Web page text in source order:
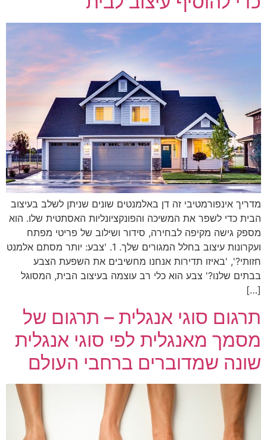
מדריך אינפורמטיבי זה דן באלמנטים שונים שניתן לשלב בעיצוב
הבית כדי לשפר את המשיכה והפונקציונליות האסתטית שלו. הוא
מספק גישה מקיפה לבחירה, סידור ושילוב של פריטי מפתח
ועקרונות עיצוב בחלל המגורים שלך. 1. 'צבע: יותר מסתם אלמנט
חזותי?', 'באיזו תדירות אנחנו מחשיבים את השפעת הצבע
בבתים שלנו?' צבע הוא כלי רב עוצמה בעיצוב הבית, המסוגל
[…]
תרגום סוגי אנגלית – תרגום של
מסמך מאנגלית לפי סוגי אנגלית
שונה שמדוברים ברחבי העולם